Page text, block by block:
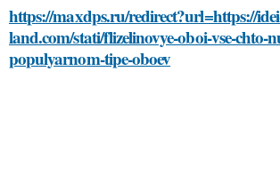
https://maxdps.ru/redirect?url=https://
land.com/stati/flizelinovye-oboi-vse-chto-
populyarnom-tipe-oboev